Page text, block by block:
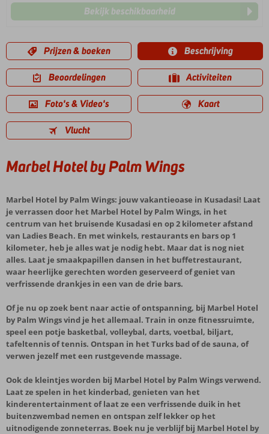
Bekijk beschikbaarheid
Prijzen & boeken Beschrijving
Beoordelingen Activiteiten
Foto's & Video's Kaart
Vlucht
Marbel Hotel by Palm Wings
Marbel Hotel by Palm Wings: jouw vakantieoase in Kusadasi! Laat
je verrassen door het Marbel Hotel by Palm Wings, in het
centrum van het bruisende Kusadasi en op 2 kilometer afstand
van Ladies Beach. En met winkels, restaurants en bars op 1
kilometer, heb je alles wat je nodig hebt. Maar dat is nog niet
alles. Laat je smaakpapillen dansen in het buffetrestaurant,
waar heerlijke gerechten worden geserveerd of geniet van
verfrissende drankjes in een van de drie bars.
Of je nu op zoek bent naar actie of ontspanning, bij Marbel Hotel
by Palm Wings vind je het allemaal. Train in onze fitnessruimte,
speel een potje basketbal, volleybal, darts, voetbal, biljart,
tafeltennis of tennis. Ontspan in het Turks bad of de sauna, of
verwen jezelf met een rustgevende massage.
Ook de kleintjes worden bij Marbel Hotel by Palm Wings verwend.
Laat ze spelen in het kinderbad, genieten van het
kinderentertainment of laat ze een verfrissende duik in het
buitenzwembad nemen en ontspan zelf lekker op het
uitnodigende zonneterras. Boek nu je verblijf bij Marbel Hotel by